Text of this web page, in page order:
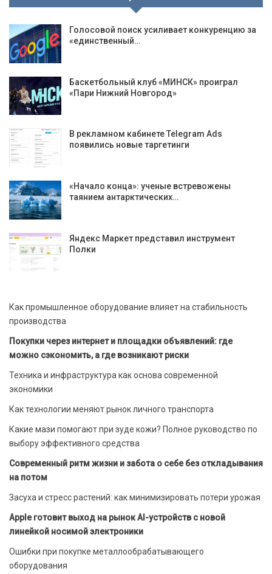
Голосовой поиск усиливает конкуренцию за
«единственный…
Баскетбольный клуб «МИНСК» проиграл
«Пари Нижний Новгород»
В рекламном кабинете Telegram Ads
появились новые таргетинги
«Начало конца»: ученые встревожены
таянием антарктических…
Яндекс Маркет представил инструмент
Полки
Как промышленное оборудование влияет на стабильность
производства
Покупки через интернет и площадки объявлений: где
можно сэкономить, а где возникают риски
Техника и инфраструктура как основа современной
экономики
Как технологии меняют рынок личного транспорта
Какие мази помогают при зуде кожи? Полное руководство по
выбору эффективного средства
Современный ритм жизни и забота о себе без откладывания
на потом
Засуха и стресс растений: как минимизировать потери урожая
Apple готовит выход на рынок AI-устройств с новой
линейкой носимой электроники
Ошибки при покупке металлообрабатывающего
оборудования